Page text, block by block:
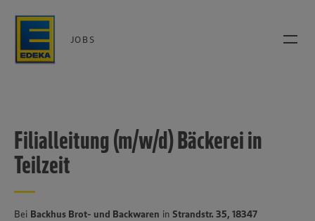
JOBS
Filialleitung (m/w/d) Bäckerei in
Teilzeit
Bei Backhus Brot- und Backwaren in Strandstr. 35, 18347